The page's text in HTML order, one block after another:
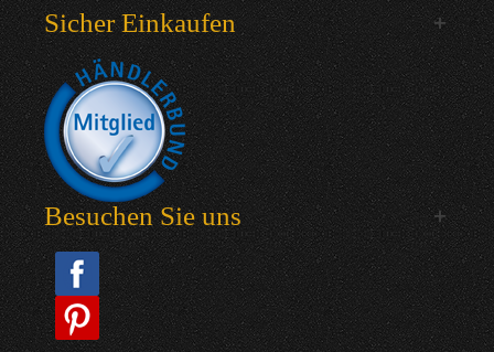
Sicher Einkaufen
Besuchen Sie uns